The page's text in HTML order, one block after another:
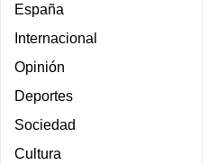
España
Internacional
Opinión
Deportes
Sociedad
Cultura